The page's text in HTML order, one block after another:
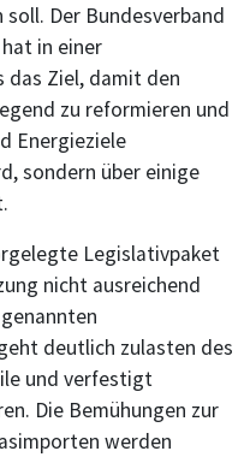
Der Bundesverband
hat in einer
das Ziel, damit den
zu reformieren und
Energieziele
sondern über einige
Legislativpaket
nicht ausreichend
deutlich zulasten des
und verfestigt
Die Bemühungen zur
werden